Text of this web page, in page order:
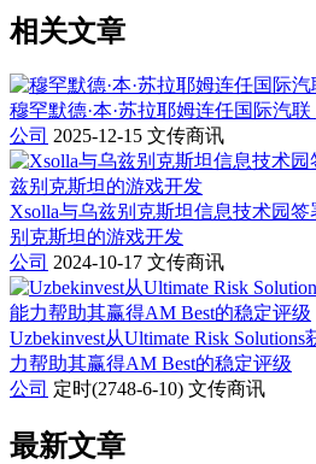
相关文章
穆罕默德·本·苏拉耶姆连任国际汽
公司 2025-12-15 文传商讯
Xsolla与乌兹别克斯坦信息技术园
别克斯坦的游戏开发
公司 2024-10-17 文传商讯
Uzbekinvest从Ultimate Risk
力帮助其赢得AM Best的稳定评级
公司 定时(2748-6-10) 文传商讯
最新文章